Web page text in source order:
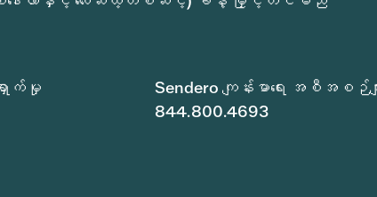
ာက်မှု
Sendero ကျန်းမာရေး အစီအစဉ်မျ
844.800.4693